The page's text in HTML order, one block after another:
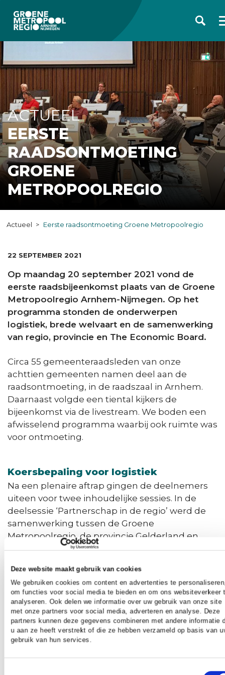
Deze website maakt gebruik van cookies
We gebruiken cookies om content en advertenties te
om functies voor social media te bieden en om ons websiteverkeer
analyseren. Ook delen we informatie over uw gebruik van onze site
met onze partners voor social media, adverteren en analyse. Deze
partners kunnen deze gegevens combineren met andere informatie
u aan ze heeft verstrekt of die ze hebben verzameld op basis van
gebruik van hun services.
ACTUEEL
EERSTE
RAADSONTMOETING
GROENE
METROPOOLREGIO
Actueel Eerste raadsontmoeting Groene Metropoolregio
DATUM:
22 SEPTEMBER 2021
Op maandag 20 september 2021 vond de
eerste raadsbijeenkomst plaats van de Groene
Metropoolregio Arnhem-Nijmegen. Op het
programma stonden de onderwerpen
logistiek, brede welvaart en de samenwerking
van regio, provincie en The Economic Board.
Circa 55 gemeenteraadsleden van onze
achttien gemeenten namen deel aan de
raadsontmoeting, in de raadszaal in Arnhem.
Daarnaast volgde een tiental kijkers de
bijeenkomst via de livestream. We boden een
afwisselend programma waarbij ook ruimte was
voor ontmoeting.
Koersbepaling voor logistiek
Na een plenaire aftrap gingen de deelnemers
uiteen voor twee inhoudelijke sessies. In de
deelsessie ‘Partnerschap in de regio’ werd de
samenwerking tussen de Groene
Metropoolregio, de provincie Gelderland en
The Economic Board toegelicht door Lucien
gemeente Zevenaar en lid van het dagelijks
bestuur van de Groene Metropoolregio. In de
tweede deelsessie Logistiek bespraken Bram
Kin (onderzoeker van de HAN) en de raadsleden
de gezamenlijke koersbepaling voor logistiek in
de regio.